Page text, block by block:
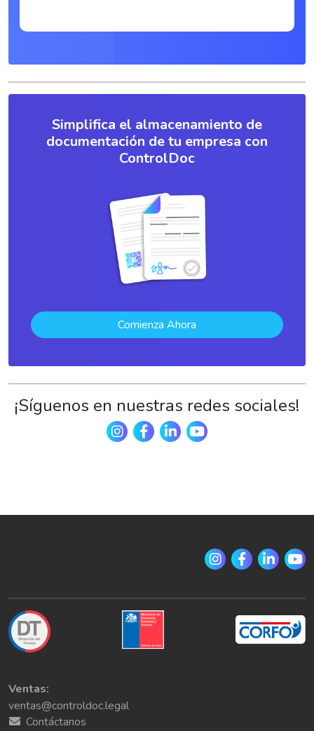
Simplifica el almacenamiento de
documentación de tu empresa con
ControlDoc
Comienza Ahora
¡Síguenos en nuestras redes sociales!
Ventas:
ventas@controldoc.legal
Contáctanos